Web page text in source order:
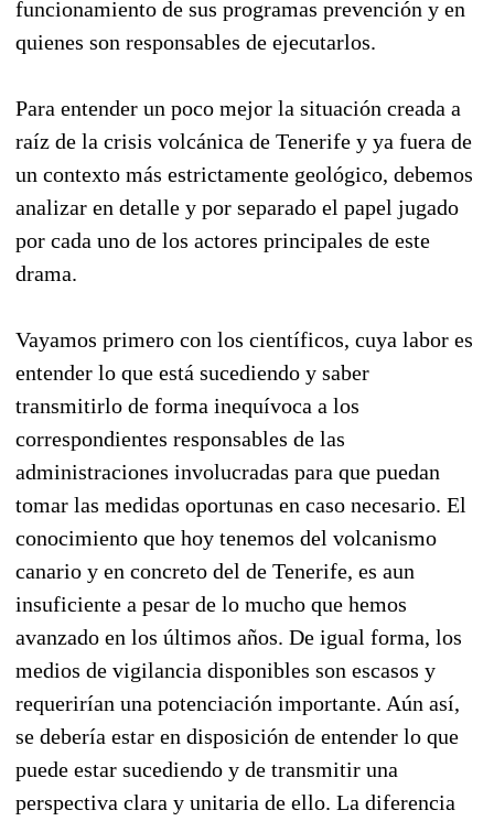
funcionamiento de sus programas prevención y en
quienes son responsables de ejecutarlos.
Para entender un poco mejor la situación creada a
raíz de la crisis volcánica de Tenerife y ya fuera de
un contexto más estrictamente geológico, debemos
analizar en detalle y por separado el papel jugado
por cada uno de los actores principales de este
drama.
Vayamos primero con los científicos, cuya labor es
entender lo que está sucediendo y saber
transmitirlo de forma inequívoca a los
correspondientes responsables de las
administraciones involucradas para que puedan
tomar las medidas oportunas en caso necesario. El
conocimiento que hoy tenemos del volcanismo
canario y en concreto del de Tenerife, es aun
insuficiente a pesar de lo mucho que hemos
avanzado en los últimos años. De igual forma, los
medios de vigilancia disponibles son escasos y
requerirían una potenciación importante. Aún así,
se debería estar en disposición de entender lo que
puede estar sucediendo y de transmitir una
perspectiva clara y unitaria de ello. La diferencia